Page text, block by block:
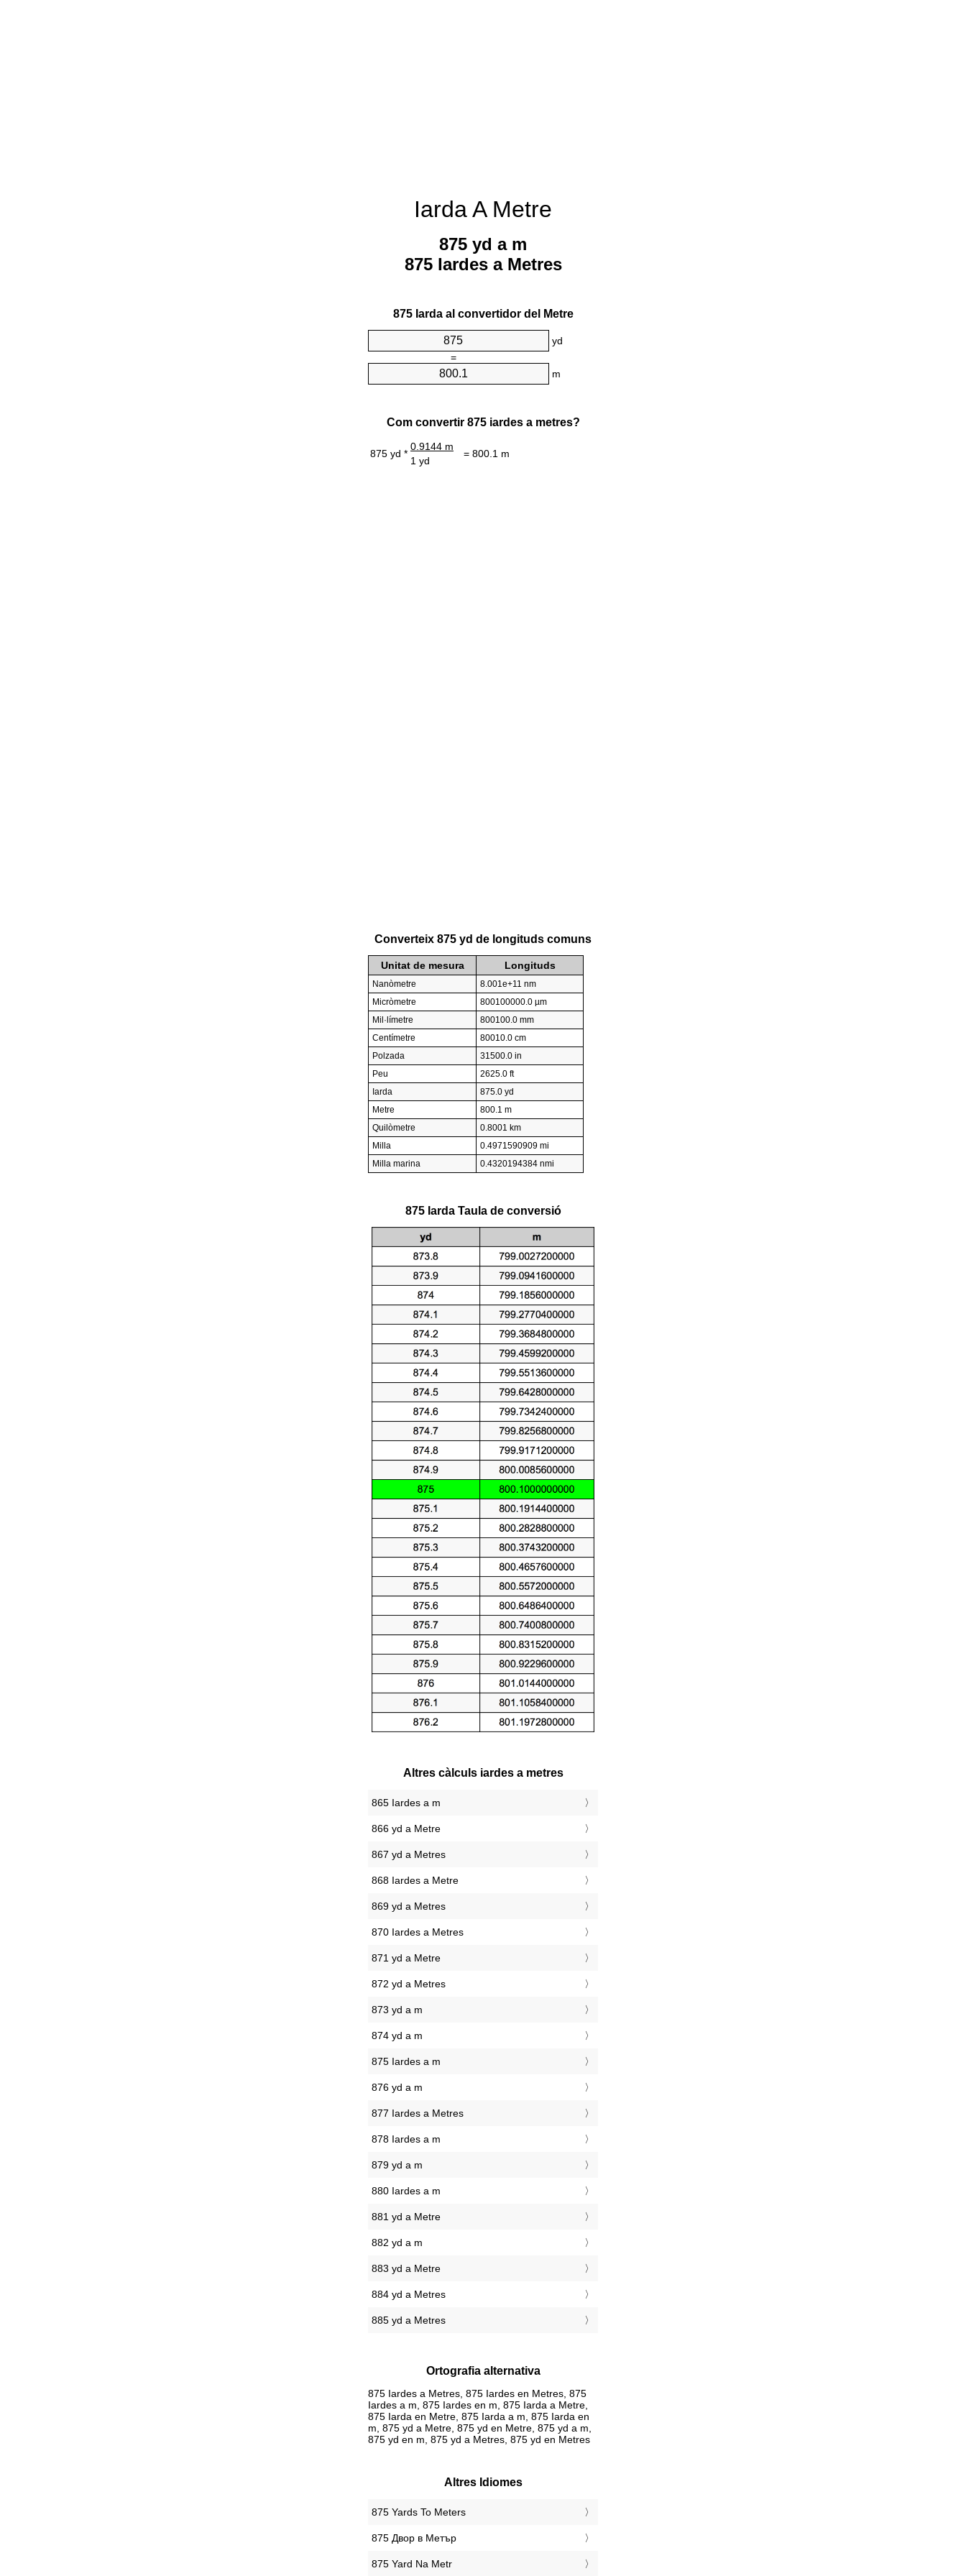
Iarda A Metre
875 yd a m
875 Iardes a Metres
875 Iarda al convertidor del Metre
yd
=
m
Com convertir 875 iardes a metres?
875 yd *
0.9144 m
= 800.1 m
1 yd
Converteix 875 yd de longituds comuns
Unitat de mesura Longituds
Nanòmetre
8.001e+11 nm
Micròmetre
800100000.0 µm
Mil·límetre
800100.0 mm
Centímetre
80010.0 cm
Polzada
31500.0 in
Peu
2625.0 ft
Iarda
875.0 yd
Metre
800.1 m
Quilòmetre
0.8001 km
Milla
0.4971590909 mi
Milla marina
0.4320194384 nmi
875 Iarda Taula de conversió
Altres càlculs iardes a metres
865 Iardes a m
866 yd a Metre
867 yd a Metres
868 Iardes a Metre
869 yd a Metres
870 Iardes a Metres
871 yd a Metre
872 yd a Metres
873 yd a m
874 yd a m
875 Iardes a m
876 yd a m
877 Iardes a Metres
878 Iardes a m
879 yd a m
880 Iardes a m
881 yd a Metre
882 yd a m
883 yd a Metre
884 yd a Metres
885 yd a Metres
Ortografia alternativa
875 Iardes a Metres, 875 Iardes en Metres, 875
Iardes a m, 875 Iardes en m, 875 Iarda a Metre,
875 Iarda en Metre, 875 Iarda a m, 875 Iarda en
m, 875 yd a Metre, 875 yd en Metre, 875 yd a m,
875 yd en m, 875 yd a Metres, 875 yd en Metres
Altres Idiomes
‎875 Yards To Meters
‎875 Двор в Метър
‎875 Yard Na Metr